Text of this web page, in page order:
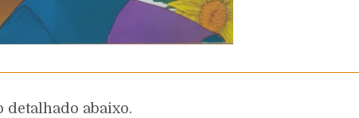
abaixo.